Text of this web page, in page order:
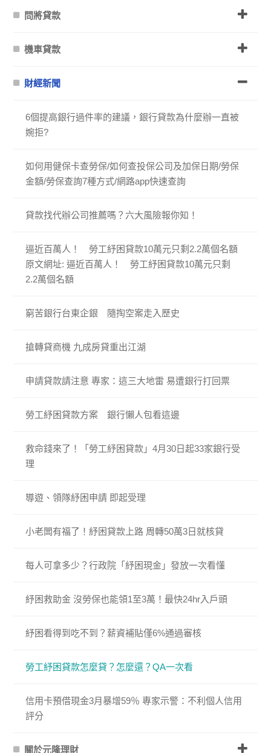
問將貸款
機車貸款
財經新聞
6個提高銀行過件率的建議，銀行貸款為什麼辦一直被
婉拒?
如何用健保卡查勞保/如何查投保公司及加保日期/勞保
金額/勞保查詢7種方式/網路app快速查詢
貸款找代辦公司推薦嗎？六大風險報你知！
逼近百萬人！ 勞工紓困貸款10萬元只剩2.2萬個名額
原文網址: 逼近百萬人！ 勞工紓困貸款10萬元只剩
2.2萬個名額
窮苦銀行台東企銀 隨掏空案走入歷史
搶轉貸商機 九成房貸重出江湖
申請貸款請注意 專家：這三大地雷 易遭銀行打回票
勞工紓困貸款方案 銀行懶人包看這邊
救命錢來了！「勞工紓困貸款」4月30日起33家銀行受
理
導遊、領隊紓困申請 即起受理
小老闆有福了！紓困貸款上路 周轉50萬3日就核貸
每人可拿多少？行政院「紓困現金」發放一次看懂
紓困救助金 沒勞保也能領1至3萬！最快24hr入戶頭
紓困看得到吃不到？薪資補貼僅6%通過審核
勞工紓困貸款怎麼貸？怎麼還？QA一次看
信用卡預借現金3月暴增59％ 專家示警：不利個人信用
評分​​​​​​​
關於元隆理財